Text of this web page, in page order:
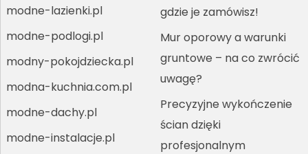
modne-lazienki.pl
modne-podlogi.pl
modny-pokojdziecka.pl
modna-kuchnia.com.pl
modne-dachy.pl
modne-instalacje.pl
gdzie je zamówisz!
Mur oporowy a warunki
gruntowe – na co zwrócić
uwagę?
Precyzyjne wykończenie
ścian dzięki
profesjonalnym